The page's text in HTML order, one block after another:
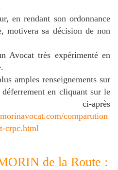
en rendant son ordonnance
motivera sa décision de non
Avocat très expérimenté en
amples renseignements sur
en cliquant sur le
après
comparution
crpc.html
de la Route :